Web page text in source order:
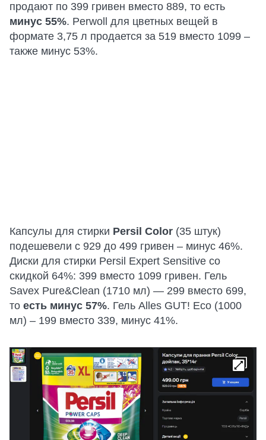
продают по 399 гривен вместо 889, то есть
минус 55%. Perwoll для цветных вещей в
формате 3,75 л продается за 519 вместо 1099 –
также минус 53%.
Капсулы для стирки Persil Color (35 штук)
подешевели с 929 до 499 гривен – минус 46%.
Диски для стирки Persil Expert Sensitive со
скидкой 64%: 399 вместо 1099 гривен. Гель
Savex Pure&Clean (1710 мл) — 299 вместо 699,
то есть минус 57%. Гель Alles GUT! Eco (1000
мл) – 199 вместо 339, минус 41%.